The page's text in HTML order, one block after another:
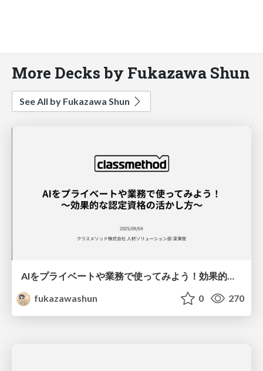
More Decks by Fukazawa Shun
See All by Fukazawa Shun
AIをプライベートや業務で使ってみよう！効果的な認定資格の活かし方
fukazawashun
0 270